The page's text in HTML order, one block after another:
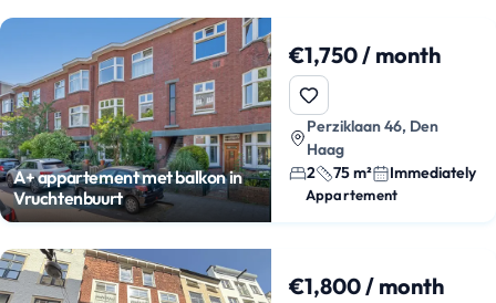
A+ appartement met balkon in
Vruchtenbuurt
€1,750 / month
Perziklaan 46, Den
Haag
2
75 m² Immediately
Appartement
€1,800 / month